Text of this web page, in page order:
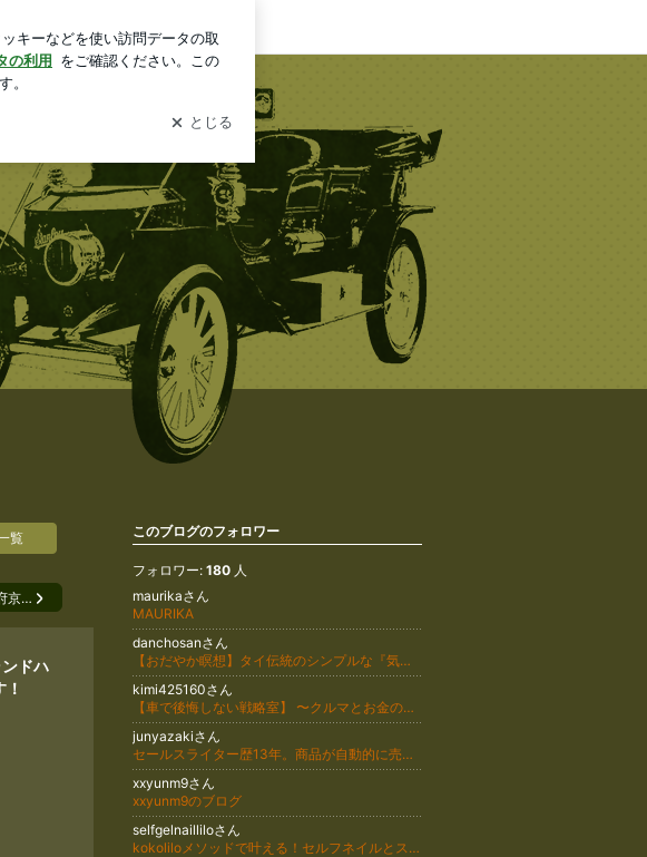
チ日記 ～ＨＳＫコーポレーションのブログ～
ログイン
覧
京…
ドハ
このブログのフォロワー
フォロワー: 180 人
maurikaさん
MAURIKA
danchosanさん
【おだやか瞑想】タイ伝統のシンプルな『気づきの瞑想』で 心豊かに胸を張って“今”を生きる力が育つ！答えがわかると生きやすくなる！
kimi425160さん
【車で後悔しない戦略室】 〜クルマとお金の、冷静で優しい選び方〜
junyazakiさん
セールスライター歴13年。商品が自動的に売れる仕組みづくりのプロ矢崎准の公式ブログ
xxyunm9さん
xxyunm9のブログ
selfgelnailliloさん
kokoliloメソッドで叶える！セルフネイルとストレスフリーな生き方